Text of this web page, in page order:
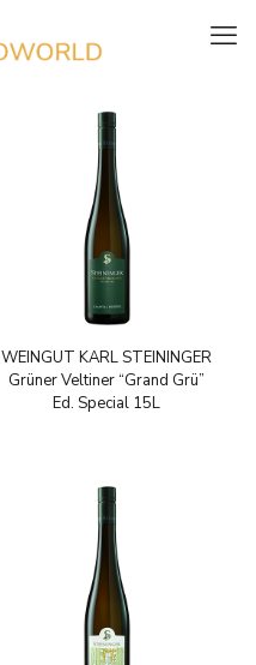
WEINGUT KARL STEININGER
Grüner Veltiner “Grand Grü”
Ed. Special 15L